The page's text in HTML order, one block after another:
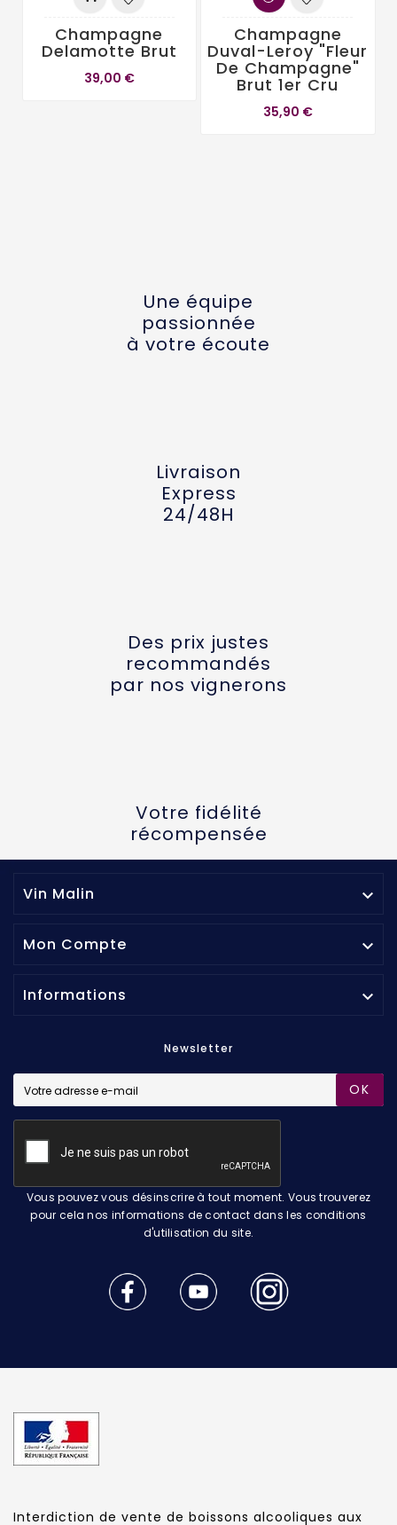
Champagne
Delamotte Brut
39,00 €
Champagne
Duval-Leroy "Fleur
De Champagne"
Brut 1er Cru
35,90 €
Une équipe
passionnée
à votre écoute
Livraison
Express
24/48H
Des prix justes
recommandés
par nos vignerons
Votre fidélité
récompensée
Vin Malin 
Mon Compte 
Informations 
Newsletter
OK
Vous pouvez vous désinscrire à tout moment. Vous trouverez
pour cela nos informations de contact dans les conditions
d'utilisation du site.
Interdiction de vente de boissons alcooliques aux